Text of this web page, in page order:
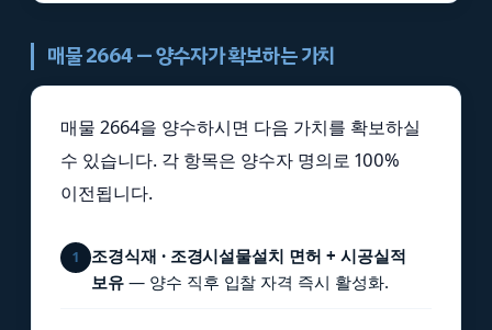
매물 2664 — 양수자가 확보하는 가치
매물 2664을 양수하시면 다음 가치를 확보하실
수 있습니다. 각 항목은 양수자 명의로 100%
이전됩니다.
1
조경식재 · 조경시설물설치 면허 + 시공실적
보유— 양수 직후 입찰 자격 즉시 활성화.